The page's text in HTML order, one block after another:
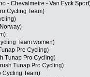
- Chevalmeire - Van Eyck
Cycling Team)
Team women)
Pro Cycling)
Tunap Pro Cycling)
Tunap Pro Cycling)
Cycling Team)